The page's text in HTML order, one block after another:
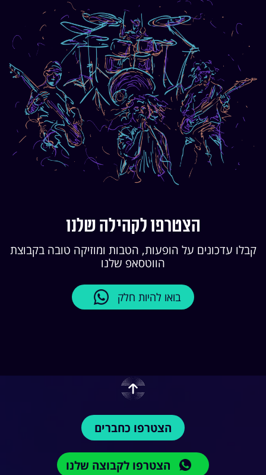
הצטרפו לקהילה שלנו
קבלו עדכונים על הופעות, הטבות ומוזיקה טובה בקבוצת
הווטסאפ שלנו
בואו להיות חלק
הצטרפו כחברים
הצטרפו לקבוצה שלנו